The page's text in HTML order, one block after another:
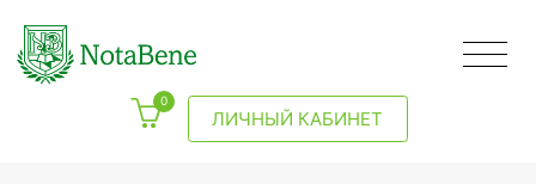
0
ЛИЧНЫЙ КАБИНЕТ